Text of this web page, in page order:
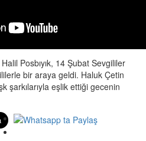
Posbıyık, 14 Şubat Sevgililer
bir araya geldi. Haluk Çetin
şarkılarıyla eşlik ettiği gecenin